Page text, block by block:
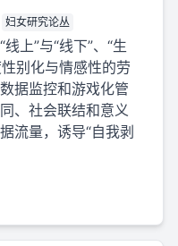
妇女研究论丛
上”与“线下”、“生
别化与情感性的劳
据监控和游戏化管
、社会联结和意义
流量，诱导“自我剥